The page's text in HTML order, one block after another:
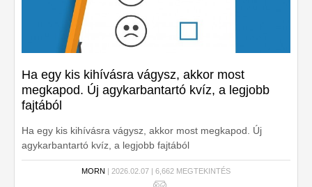
Ha egy kis kihívásra vágysz, akkor most
megkapod. Új agykarbantartó kvíz, a legjobb
fajtából
Ha egy kis kihívásra vágysz, akkor most megkapod. Új
agykarbantartó kvíz, a legjobb fajtából
MORN | 2026.02.07 | 6,662 MEGTEKINTÉS